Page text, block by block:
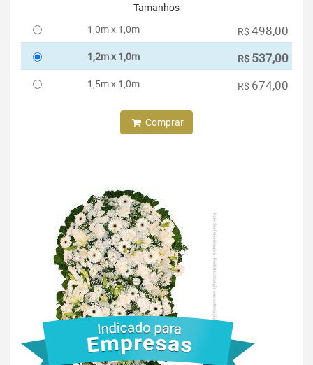
Tamanhos
1,0m x 1,0m
R$ 498,00
1,2m x 1,0m R$ 537,00
1,5m x 1,0m R$ 674,00
Comprar